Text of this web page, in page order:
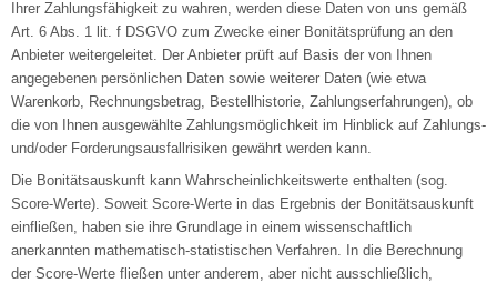
Ihrer Zahlungsfähigkeit zu wahren, werden diese Daten von uns gemäß
Art. 6 Abs. 1 lit. f DSGVO zum Zwecke einer Bonitätsprüfung an den
Anbieter weitergeleitet. Der Anbieter prüft auf Basis der von Ihnen
angegebenen persönlichen Daten sowie weiterer Daten (wie etwa
Warenkorb, Rechnungsbetrag, Bestellhistorie, Zahlungserfahrungen), ob
die von Ihnen ausgewählte Zahlungsmöglichkeit im Hinblick auf Zahlungs-
und/oder Forderungsausfallrisiken gewährt werden kann.
Die Bonitätsauskunft kann Wahrscheinlichkeitswerte enthalten (sog.
Score-Werte). Soweit Score-Werte in das Ergebnis der Bonitätsauskunft
einfließen, haben sie ihre Grundlage in einem wissenschaftlich
anerkannten mathematisch-statistischen Verfahren. In die Berechnung
der Score-Werte fließen unter anderem, aber nicht ausschließlich,